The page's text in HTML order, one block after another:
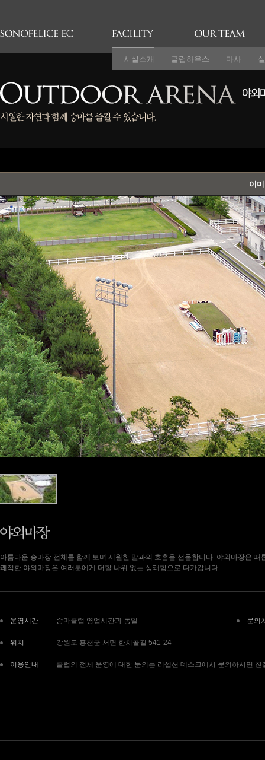
시설소개 클럽하우스 마사
이
아름다운 승마장 전체를 함께 보며 시원한 말과의 호흡을 선물합니다. 야외마장은
쾌적한 야외마장은 여러분에게 더할 나위 없는 상쾌함으로 다가갑니다.
운영시간 승마클럽 영업시간과 동일
위치 강원도 홍천군 서면 한치골길 541-24
이용안내 클럽의 전체 운영에 대한 문의는 리셉션 데스크에서 문의하시면
문의